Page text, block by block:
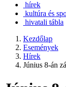
hírek
kultúra és
hivatali tábla
Kezdőlap
Események
Hírek
Június 8-án